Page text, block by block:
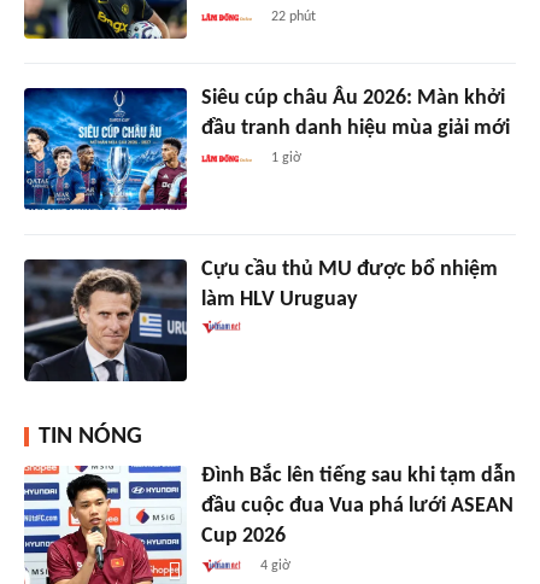
22 phút
Siêu cúp châu Âu 2026: Màn khởi
đầu tranh danh hiệu mùa giải mới
1 giờ
Cựu cầu thủ MU được bổ nhiệm
làm HLV Uruguay
TIN NÓNG
Đình Bắc lên tiếng sau khi tạm dẫn
đầu cuộc đua Vua phá lưới ASEAN
Cup 2026
4 giờ